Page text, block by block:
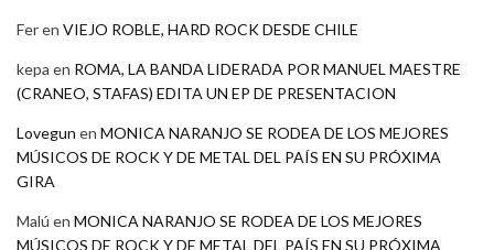
Feren VIEJO ROBLE, HARD ROCK DESDE CHILE
kepa en ROMA, LA BANDA LIDERADA POR MANUEL MAESTRE
(CRANEO, STAFAS) EDITA UN EP DE PRESENTACION
Lovegun en MONICA NARANJO SE RODEA DE LOS MEJORES
MÚSICOS DE ROCK Y DE METAL DEL PAÍS EN SU PRÓXIMA
GIRA
Malú en MONICA NARANJO SE RODEA DE LOS MEJORES
MÚSICOS DE ROCK Y DE METAL DEL PAÍS EN SU PRÓXIMA